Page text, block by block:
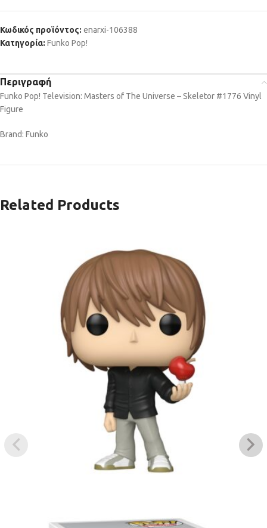
Κωδικός προϊόντος: enarxi-106388
Κατηγορία: Funko Pop!
Περιγραφή
Funko Pop! Television: Masters of The Universe – Skeletor #1776 Vinyl
Figure
Brand: Funko
Related Products